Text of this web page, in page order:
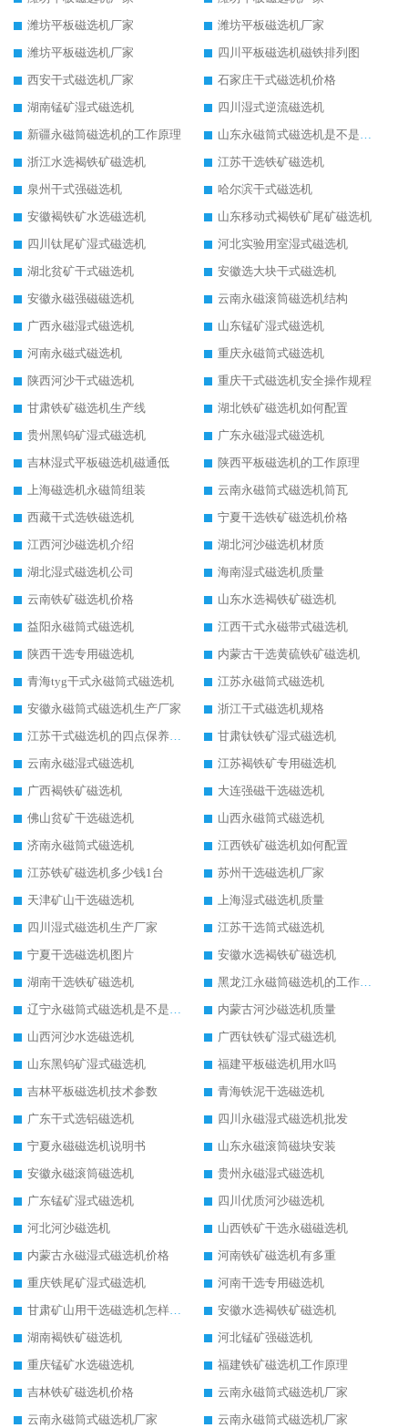
潍坊平板磁选机厂家
潍坊平板磁选机厂家
潍坊平板磁选机厂家
四川平板磁选机磁铁排列图
西安干式磁选机厂家
石家庄干式磁选机价格
湖南锰矿湿式磁选机
四川湿式逆流磁选机
新疆永磁筒磁选机的工作原理
山东永磁筒式磁选机是不是强磁
浙江水选褐铁矿磁选机
江苏干选铁矿磁选机
泉州干式强磁选机
哈尔滨干式磁选机
安徽褐铁矿水选磁选机
山东移动式褐铁矿尾矿磁选机
四川钛尾矿湿式磁选机
河北实验用室湿式磁选机
湖北贫矿干式磁选机
安徽选大块干式磁选机
安徽永磁强磁磁选机
云南永磁滚筒磁选机结构
广西永磁湿式磁选机
山东锰矿湿式磁选机
河南永磁式磁选机
重庆永磁筒式磁选机
陕西河沙干式磁选机
重庆干式磁选机安全操作规程
甘肃铁矿磁选机生产线
湖北铁矿磁选机如何配置
贵州黑钨矿湿式磁选机
广东永磁湿式磁选机
吉林湿式平板磁选机磁通低
陕西平板磁选机的工作原理
上海磁选机永磁筒组装
云南永磁筒式磁选机筒瓦
西藏干式选铁磁选机
宁夏干选铁矿磁选机价格
江西河沙磁选机介绍
湖北河沙磁选机材质
湖北湿式磁选机公司
海南湿式磁选机质量
云南铁矿磁选机价格
山东水选褐铁矿磁选机
益阳永磁筒式磁选机
江西干式永磁带式磁选机
陕西干选专用磁选机
内蒙古干选黄硫铁矿磁选机
青海tyg干式永磁筒式磁选机
江苏永磁筒式磁选机
安徽永磁筒式磁选机生产厂家
浙江干式磁选机规格
江苏干式磁选机的四点保养秘籍
甘肃钛铁矿湿式磁选机
云南永磁湿式磁选机
江苏褐铁矿专用磁选机
广西褐铁矿磁选机
大连强磁干选磁选机
佛山贫矿干选磁选机
山西永磁筒式磁选机
济南永磁筒式磁选机
江西铁矿磁选机如何配置
江苏铁矿磁选机多少钱1台
苏州干选磁选机厂家
天津矿山干选磁选机
上海湿式磁选机质量
四川湿式磁选机生产厂家
江苏干选筒式磁选机
宁夏干选磁选机图片
安徽水选褐铁矿磁选机
湖南干选铁矿磁选机
黑龙江永磁筒磁选机的工作原理
辽宁永磁筒式磁选机是不是强磁
内蒙古河沙磁选机质量
山西河沙水选磁选机
广西钛铁矿湿式磁选机
山东黑钨矿湿式磁选机
福建平板磁选机用水吗
吉林平板磁选机技术参数
青海铁泥干选磁选机
广东干式选铝磁选机
四川永磁湿式磁选机批发
宁夏永磁磁选机说明书
山东永磁滚筒磁块安装
安徽永磁滚筒磁选机
贵州永磁湿式磁选机
广东锰矿湿式磁选机
四川优质河沙磁选机
河北河沙磁选机
山西铁矿干选永磁磁选机
内蒙古永磁湿式磁选机价格
河南铁矿磁选机有多重
重庆铁尾矿湿式磁选机
河南干选专用磁选机
甘肃矿山用干选磁选机怎样调磁
安徽水选褐铁矿磁选机
湖南褐铁矿磁选机
河北锰矿强磁选机
重庆锰矿水选磁选机
福建铁矿磁选机工作原理
吉林铁矿磁选机价格
云南永磁筒式磁选机厂家
云南永磁筒式磁选机厂家
云南永磁筒式磁选机厂家